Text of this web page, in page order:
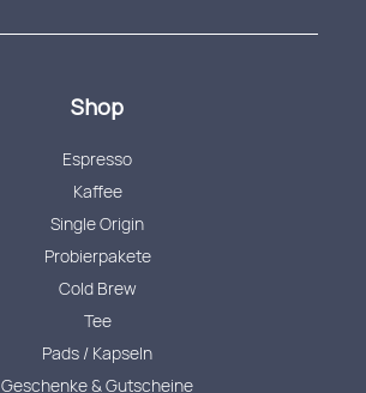
Shop
Espresso
Kaffee
Single Origin
Probierpakete
Cold Brew
Tee
Pads / Kapseln
Geschenke & Gutscheine